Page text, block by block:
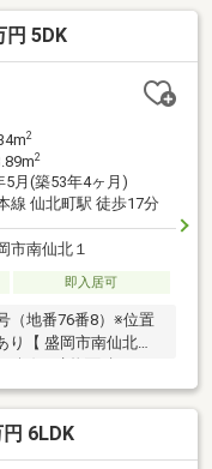
円 5DK
2
2
5月(築53年4ヶ月)
線 仙北町駅 徒歩17分
市南仙北１
即入居可
（地番76番8）※位置
り【 盛岡市南仙北
、JR仙北町駅まで徒
医療機関等、日々の
中古住宅/即引渡可、
で平坦、閑静な住宅
6LDK